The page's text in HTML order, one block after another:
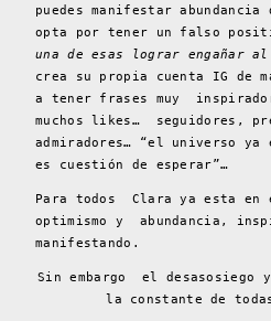
puedes manifestar
opta por tener un falso
una de esas lograr engañar
crea su propia cuenta IG de
a tener frases muy
muchos likes… seguidores,
admiradores… “el universo ya
es cuestión de esperar”…
Para todos Clara ya esta en
optimismo y abundancia,
manifestando.
Sin embargo el
la constante de